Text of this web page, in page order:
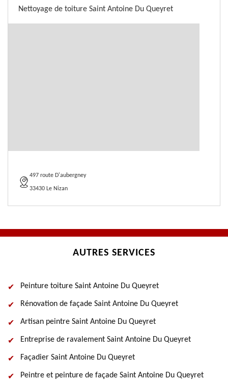
Nettoyage de toiture Saint Antoine Du Queyret
497 route D'aubergney
33430 Le Nizan
AUTRES SERVICES
Peinture toiture Saint Antoine Du Queyret
Rénovation de façade Saint Antoine Du Queyret
Artisan peintre Saint Antoine Du Queyret
Entreprise de ravalement Saint Antoine Du Queyret
Façadier Saint Antoine Du Queyret
Peintre et peinture de façade Saint Antoine Du Queyret